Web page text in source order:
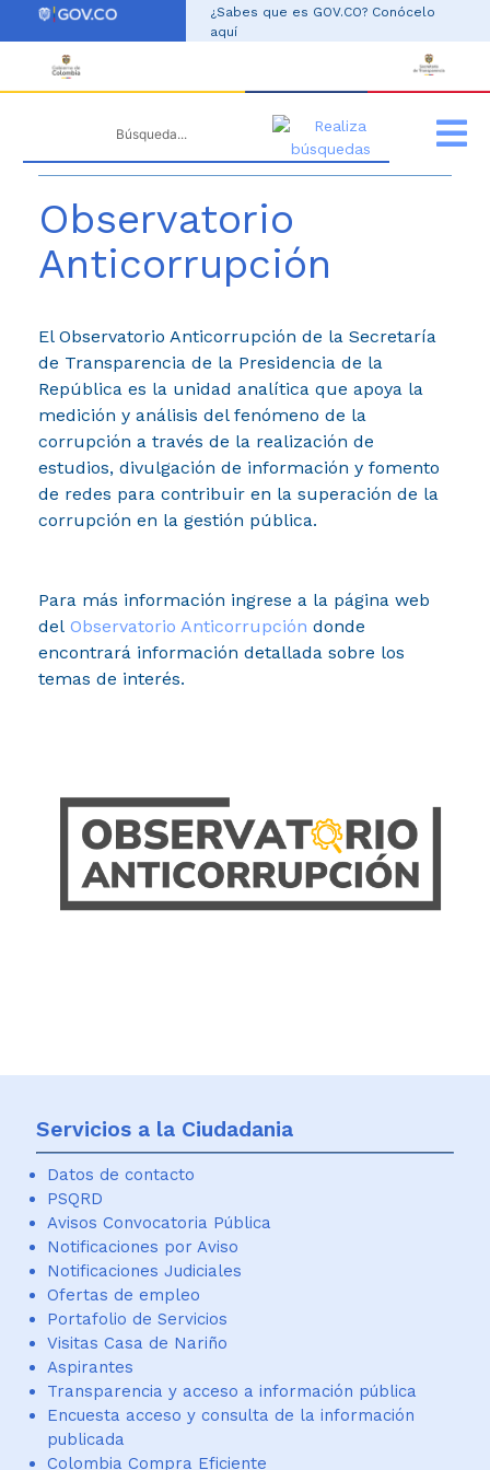
ir al contenido
¿Sabes que es GOV.CO? Conócelo
aquí
Observatorio
Anticorrupción
El Observatorio Anticorrupción de la Secretaría
de Transparencia de la Presidencia de la
República es la unidad analítica que apoya la
medición y análisis del fenómeno de la
corrupción a través de la realización de
estudios, divulgación de información y fomento
de redes para contribuir en la superación de la
corrupción en la gestión pública.​
Para más información ingrese a la página web
del Observatorio Anticorrupción​​ donde
encontrará información detallada sobre los
temas de interés.
Servicios a la Ciudadania
Datos de contacto
PSQRD
Avisos Convocatoria Pública
Notificaciones por Aviso
Notificaciones Judiciales
Ofertas de empleo
Portafolio de Servicios
Visitas Casa de Nariño
Aspirantes
Transparencia y acceso a información pública
Encuesta acceso y consulta de la información
publicada
Colombia Compra Eficiente